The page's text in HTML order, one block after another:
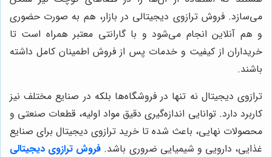
می‌سازد. فروش ترازوی دیجیتالی در بازار، هم به صورت حضوری
و هم آنلاین انجام می‌شود و با گارانتی معتبر همراه است تا
خریداران از کیفیت و خدمات پس از فروش اطمینان کامل داشته
باشند.
ترازوی دیجیتال نه تنها در فروشگاه‌ها بلکه در صنایع مختلف نیز
کاربرد دارد. توانایی اندازه‌گیری دقیق مواد اولیه، قطعات صنعتی و
محصولات نهایی، باعث شده تا خرید ترازوی دیجیتال برای صنایع
غذایی، دارویی و شیمیایی ضروری باشد. فروش ترازوی دیجیتالی